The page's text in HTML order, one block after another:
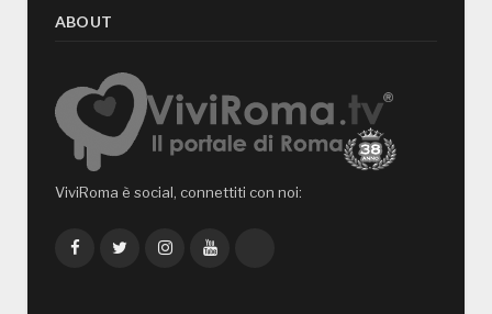
ABOUT
ViviRoma è social, connettiti con noi:
FacebookTwitterInstagramYouTube